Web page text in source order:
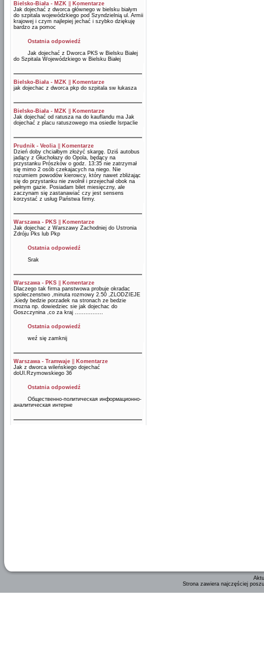
Bielsko-Biała - MZK
Komentarze
Jak dojechać z dworca głównego w bielsku białym
do szpitala wojewódzkiego pod Szyndzielnią ul. Armii
krajowej i czym najlepiej jechać i szybko dziękuję
bardzo za pomoc
Ostatnia odpowiedź
Jak dojechać z Dworca PKS w Bielsku Białej
do Szpitala Wojewódzkiego w Bielsku Białej
Bielsko-Biała - MZK
Komentarze
jak dojechac z dworca pkp do szpitala sw łukasza
Bielsko-Biała - MZK
Komentarze
Jak dojechać od ratusza na do kauflandu ma Jak
dojechać z placu ratuszowego ma osiedle lsrpaclie
Prudnik - Veolia
Komentarze
Dzień doby chciałbym złożyć skargę. Dziś autobus
jadący z Głuchołazy do Opola, będący na
przystanku Prószków o godz. 13:35 nie zatrzymał
się mimo 2 osób czekajacych na niego. Nie
rozumiem powodów kierowcy, który nawet zbliżając
się do przystanku nie zwolnił i przejechał obok na
pełnym gazie. Posiadam bilet miesięczny, ale
zaczynam się zastanawiać czy jest sensens
korzystać z usług Państwa firmy.
Warszawa - PKS
Komentarze
Jak dojechac z Warszawy Zachodniej do Ustronia
Zdróju Pks lub Pkp
Ostatnia odpowiedź
Srak
Warszawa - PKS
Komentarze
Dlaczego tak firma panstwowa probuje okradac
spoleczenstwo ,minuta rozmowy 2.50 ,ZLODZIEJE
,kiedy bedzie porzadek na stronach ze bedzie
mozna np. dowiedziec sie jak dojechac do
Goszczynina ,co za kraj ................
Ostatnia odpowiedź
weź się zamknij
Warszawa - Tramwaje
Komentarze
Jak z dworca wileńskiego dojechać
doUl.Rzymowskiego 36
Ostatnia odpowiedź
Общественно-политическая информационно-
аналитическая интерне
Strona zawiera najczęściej